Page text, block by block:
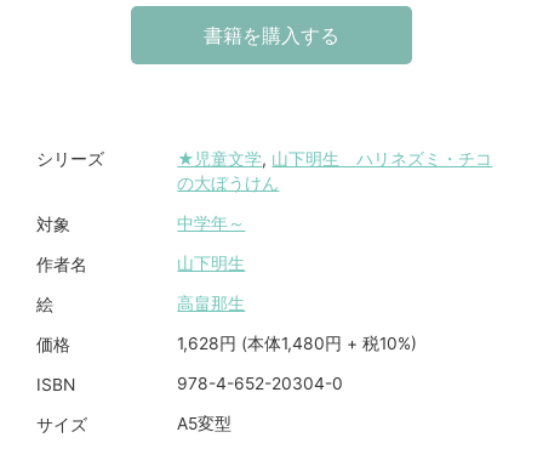
書籍を購入する
シリーズ ★児童文学, 山下明生 ハリネズミ・チコ
の大ぼうけん
対象 中学年～
作者名 山下明生
絵 高畠那生
価格 1,628円 (本体1,480円 + 税10%)
ISBN 978-4-652-20304-0
サイズ A5変型